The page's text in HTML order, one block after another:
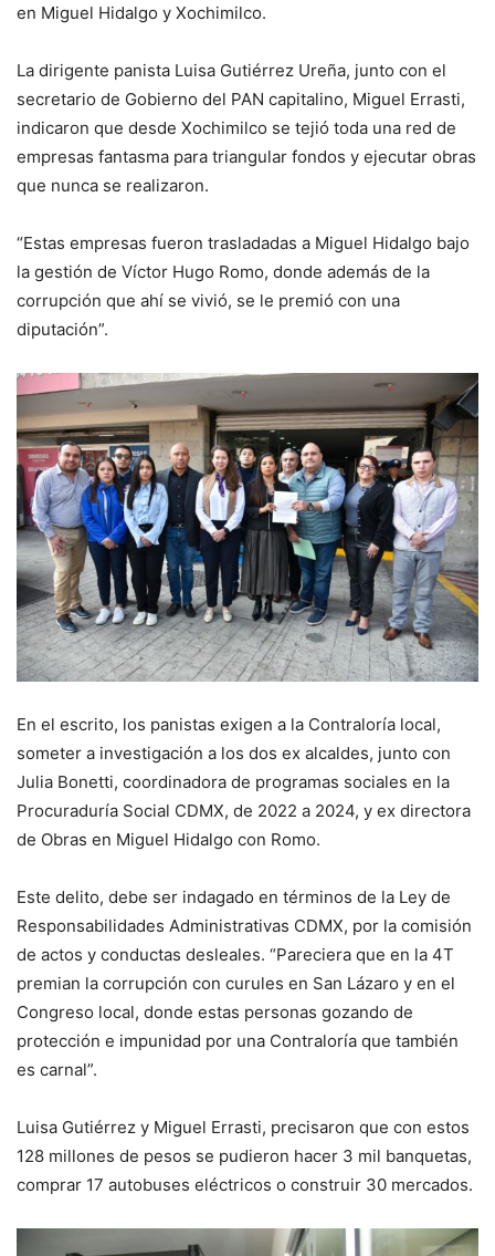
en Miguel Hidalgo y Xochimilco.
La dirigente panista Luisa Gutiérrez Ureña, junto con el
secretario de Gobierno del PAN capitalino, Miguel Errasti,
indicaron que desde Xochimilco se tejió toda una red de
empresas fantasma para triangular fondos y ejecutar obras
que nunca se realizaron.
“Estas empresas fueron trasladadas a Miguel Hidalgo bajo
la gestión de Víctor Hugo Romo, donde además de la
corrupción que ahí se vivió, se le premió con una
diputación”.
En el escrito, los panistas exigen a la Contraloría local,
someter a investigación a los dos ex alcaldes, junto con
Julia Bonetti, coordinadora de programas sociales en la
Procuraduría Social CDMX, de 2022 a 2024, y ex directora
de Obras en Miguel Hidalgo con Romo.
Este delito, debe ser indagado en términos de la Ley de
Responsabilidades Administrativas CDMX, por la comisión
de actos y conductas desleales. “Pareciera que en la 4T
premian la corrupción con curules en San Lázaro y en el
Congreso local, donde estas personas gozando de
protección e impunidad por una Contraloría que también
es carnal”.
Luisa Gutiérrez y Miguel Errasti, precisaron que con estos
128 millones de pesos se pudieron hacer 3 mil banquetas,
comprar 17 autobuses eléctricos o construir 30 mercados.